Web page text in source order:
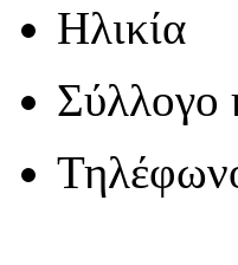
Ηλικία
Σύλλογο